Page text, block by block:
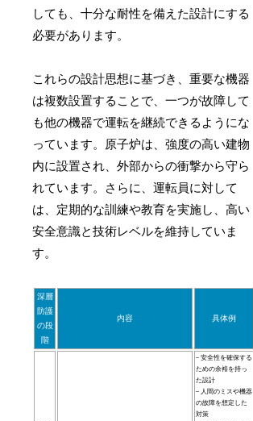
しても、十分な耐性を備えた設計にする
必要があります。
これらの設計思想に基づき、重要な機器
は複数設置することで、一つが故障して
も他の機器で運転を継続できるようにな
っています。原子炉は、強度の高い建物
内に設置され、外部からの衝撃から守ら
れています。さらに、運転員に対して
は、定期的な訓練や教育を実施し、高い
安全意識と技術レベルを維持していま
す。
深層
防護
の段
階
内容 具体例
– 安全性を確保する
ための余裕を持っ
た設計
– 人間のミスや機器
の故障を想定した
対策